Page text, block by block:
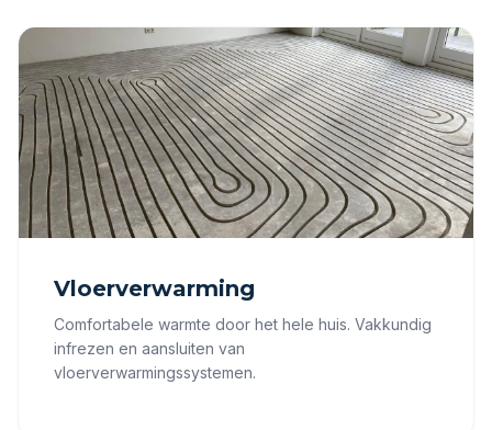
Vloerverwarming
Comfortabele warmte door het hele huis. Vakkundig
infrezen en aansluiten van
vloerverwarmingssystemen.